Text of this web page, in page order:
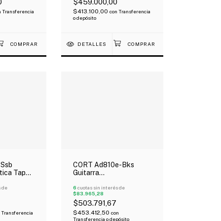
Transferencia
$459.000,00
$413.100,00 con Transferencia
o depósito
DETALLES
Tapa
de
Transferencia
CORT Ad810e-Bks
Guitarra
Abeto Negro Satin Con
Funda
6 cuotas sin interés de
$83.965,28
$503.791,67
$453.412,50 con
Transferencia o depósito